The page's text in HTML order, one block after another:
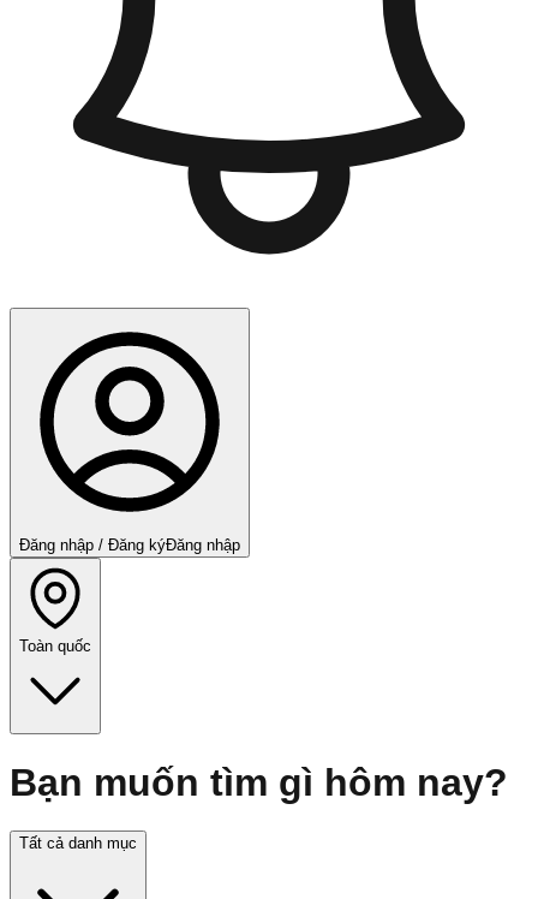
Đăng nhập / Đăng kýĐăng nhập
Toàn quốc
Bạn muốn tìm gì hôm nay?
Tất cả danh mục